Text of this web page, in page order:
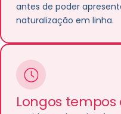
antes de poder
naturalização em linha.
Longos tempos